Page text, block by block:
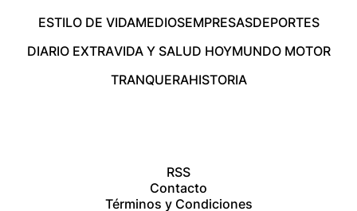
ESTILO DE VIDAMEDIOSEMPRESASDEPORTES
DIARIO EXTRAVIDA Y SALUD HOYMUNDO MOTOR
TRANQUERAHISTORIA
RSS
Contacto
Términos y Condiciones